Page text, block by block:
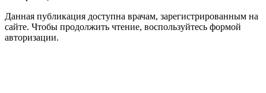
Данная публикация доступна врачам, зарегистрированным на
сайте. Чтобы продолжить чтение, воспользуйтесь формой
авторизации.